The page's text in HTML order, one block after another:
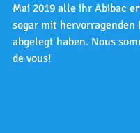
Mai 2019 alle ihr Abibac
sogar mit hervorragenden
abgelegt haben. Nous
de vous!